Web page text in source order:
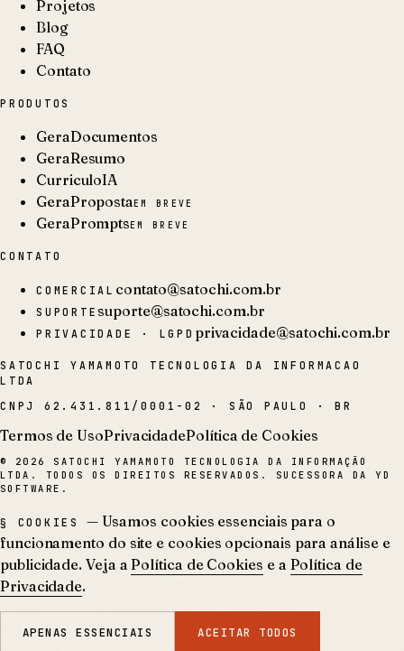
Projetos
Blog
FAQ
Contato
PRODUTOS
GeraDocumentos
GeraResumo
CurriculoIA
GeraPropostaEM BREVE
GeraPromptsEM BREVE
CONTATO
COMERCIAL contato@satochi.com.br
SUPORTEsuporte@satochi.com.br
PRIVACIDADE · LGPD privacidade@satochi.com.br
SATOCHI YAMAMOTO TECNOLOGIA DA INFORMACAO
LTDA
CNPJ 62.431.811/0001-02 · SÃO PAULO · BR
Termos de UsoPrivacidadePolítica de Cookies
© 2026
SATOCHI YAMAMOTO TECNOLOGIA DA INFORMAÇÃO
LTDA. TODOS OS DIREITOS RESERVADOS. SUCESSORA DA YD
SOFTWARE.
§ COOKIES
— Usamos cookies essenciais para o
funcionamento do site e cookies opcionais para análise e
publicidade. Veja a Política de Cookies e a Política de
Privacidade.
APENAS ESSENCIAIS ACEITAR TODOS